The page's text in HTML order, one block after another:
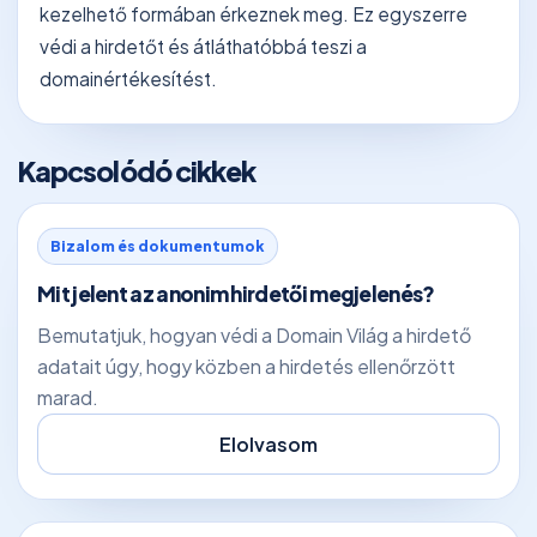
kezelhető formában érkeznek meg. Ez egyszerre
védi a hirdetőt és átláthatóbbá teszi a
domainértékesítést.
Kapcsolódó cikkek
Bizalom és dokumentumok
Mit jelent az anonim hirdetői megjelenés?
Bemutatjuk, hogyan védi a Domain Világ a hirdető
adatait úgy, hogy közben a hirdetés ellenőrzött
marad.
Elolvasom